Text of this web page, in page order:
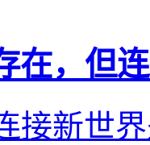
在，但
接新世